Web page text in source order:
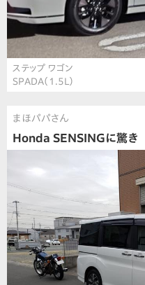
ステップ ワゴン
SPADA（1.5L）
まほパパさん
Honda SENSINGに驚き